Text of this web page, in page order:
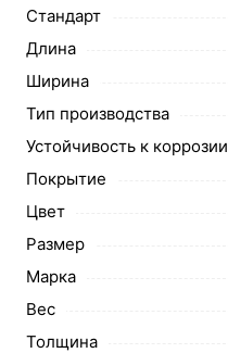
Стандарт
Длина
Ширина
Тип производства
Устойчивость к коррозии
Покрытие
Цвет
Размер
Марка
Вес
Толщина